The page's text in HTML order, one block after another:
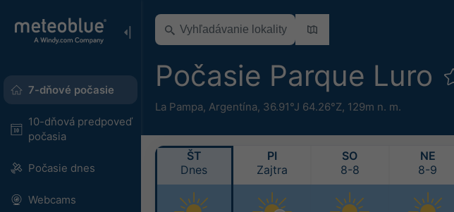
7-dňové počasie
10-dňová predpoveď
počasia
Počasie dnes
Webcams
Počasie Parque Luro
La Pampa, Argentína, 36.91°J 64.26°Z, 129m n. m.
ŠT
Dnes
PI
Zajtra
SO
8-8
NE
8-9